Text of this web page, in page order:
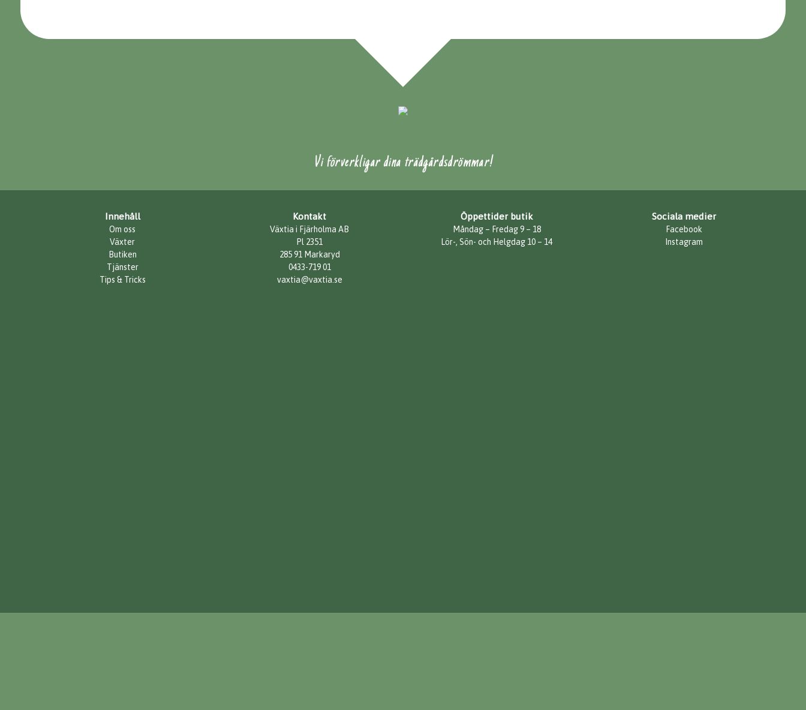
Vi förverkligar dina trädgårdsdrömmar!
Innehåll
Om oss
Växter
Butiken
Tjänster
Tips & Tricks
Kontakt
Växtia i Fjärholma AB
Pl 2351
285 91 Markaryd
0433-719 01
vaxtia@vaxtia.se
Öppettider butik
Måndag – Fredag 9 – 18
Lör-, Sön- och Helgdag 10 – 14
Sociala medier
Facebook
Instagram